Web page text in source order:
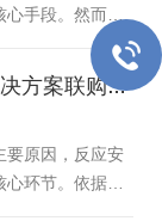
器本身不大，
手段。然而，
或微量杂质分析
间的热流变化。
作为一种能够
间分辨率和灵
差示扫描量热仪
传统的DSC升
安全提效｜精细化工反应风险评估解决方案联购特惠来袭
要原因，反应安
环节。依据应